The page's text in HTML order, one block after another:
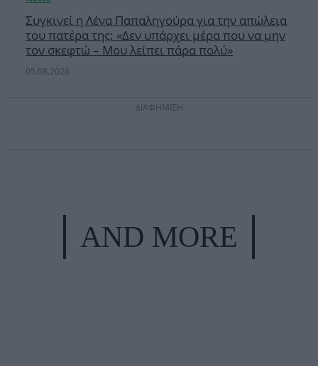
Συγκινεί η Λένα Παπαληγούρα για την απώλεια
του πατέρα της: «Δεν υπάρχει μέρα που να μην
τον σκεφτώ – Μου λείπει πάρα πολύ»
05.08.2026
ΔΙΑΦΗΜΙΣΗ
AND MORE